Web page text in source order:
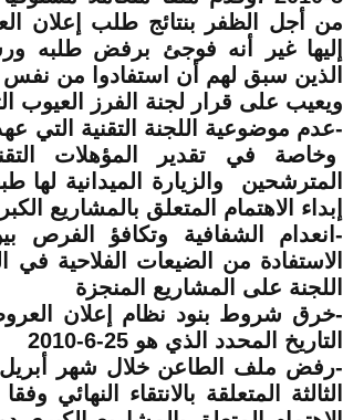
من أجل الظفر بنتائج طلب إعلان
إليها غير أنه فوجئ برفض طلبه
الذين سبق لهم أن استفادوا من
ويعيب على قرار لجنة الفرز العيوب
-عدم موضوعية اللجنة التقنية التي
وخاصة في تقدير المؤهلات
المترشحين والزيارة الميدانية
إبداء الاهتمام المتعلق بالمشاريع
- انعدام الشفافية وتكافؤ
الاستفادة من الضيعات الفلاحية
اللجنة على المشاريع المنجزة
-خرق شروط بنود نظام إعلان
التاريخ المحدد الذي هو 25-6-2010
-